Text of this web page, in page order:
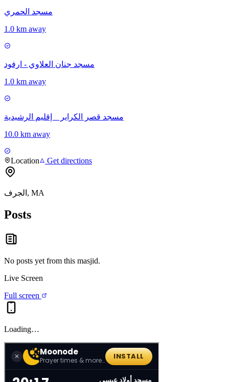
مسجد الحمري
1.0 km away
مسجد جنان العلاوي - ارفود
1.0 km away
مسجد قصر الكراير _ إقليم الرشيدية
10.0 km away
Location Get directions
الجرف, MA
Posts
No posts yet from this masjid.
Live Screen
Full screen
Loading…